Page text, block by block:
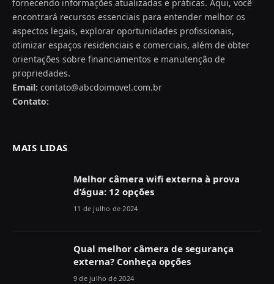
fornecendo informações atualizadas e práticas. Aqui, você
encontrará recursos essenciais para entender melhor os
aspectos legais, explorar oportunidades profissionais,
otimizar espaços residenciais e comerciais, além de obter
orientações sobre financiamentos e manutenção de
propriedades.
Email: contato@abcdoimovel.com.br
Contato:
MAIS LIDAS
Melhor câmera wifi externa à prova
d’água: 12 opções
11 de julho de 2024
Qual melhor câmera de segurança
externa? Conheça opções
9 de julho de 2024